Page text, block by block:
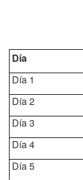
Día
Día 1
Día 2
Día 3
Día 4
Día 5